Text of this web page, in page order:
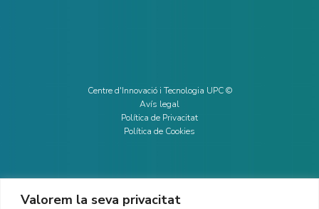
Valorem la seva privacitat
Centre d'Innovació i Tecnologia UPC ©
Avís legal
Política de Privacitat
Política de Cookies
CONTACTE